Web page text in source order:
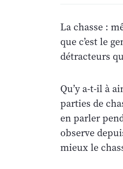
La chasse :
que c’est le
détracteurs
Qu’y a-t-il à
parties de
en parler
observe
mieux le